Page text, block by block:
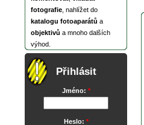
fotografie , nahlížet do
katalogu fotoaparátů a
objektivů a mnoho dalších
výhod.
Přihlásit
Jméno: *
Heslo: *